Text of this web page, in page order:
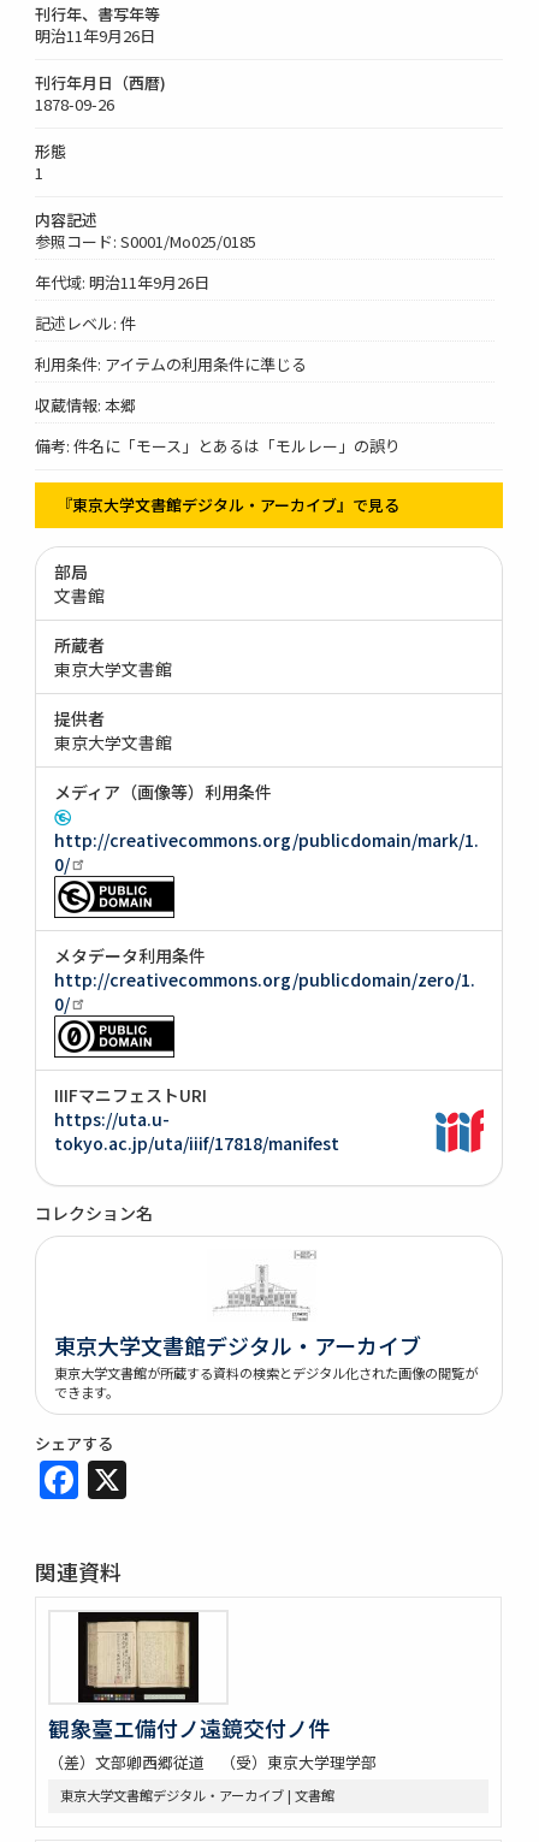
刊行年、書写年等
明治11年9月26日
刊行年月日（西暦)
1878-09-26
形態
1
内容記述
参照コード: S0001/Mo025/0185
年代域: 明治11年9月26日
記述レベル: 件
利用条件: アイテムの利用条件に準じる
収蔵情報: 本郷
備考: 件名に「モース」とあるは「モルレー」の誤り
『東京大学文書館デジタル・アーカイブ』で見る
部局
文書館
所蔵者
東京大学文書館
提供者
東京大学文書館
メディア（画像等）利用条件
http://creativecommons.org/publicdomain/mark/1.
0/
メタデータ利用条件
http://creativecommons.org/publicdomain/zero/1.
0/
IIIFマニフェストURI
https://uta.u-
tokyo.ac.jp/uta/iiif/17818/manifest
コレクション名
東京大学文書館デジタル・アーカイブ
東京大学文書館が所蔵する資料の検索とデジタル化された画像の閲覧が
できます。
シェアする
Facebook
関連資料
観象臺エ備付ノ遠鏡交付ノ件
（差）文部卿西郷従道 （受）東京大学理学部
東京大学文書館デジタル・アーカイブ | 文書館